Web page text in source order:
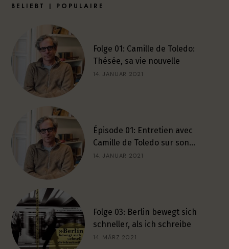
BELIEBT | POPULAIRE
Folge 01: Camille de Toledo:
Thésée, sa vie nouvelle
14. JANUAR 2021
Épisode 01: Entretien avec
Camille de Toledo sur son…
14. JANUAR 2021
Folge 03: Berlin bewegt sich
schneller, als ich schreibe
14. MÄRZ 2021